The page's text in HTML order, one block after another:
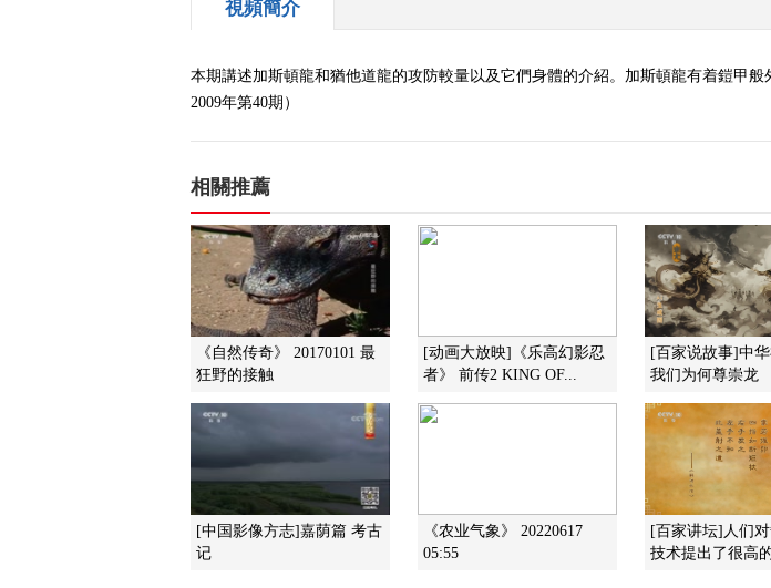
視頻簡介
本期講述加斯頓龍和猶他道龍的攻防較量以及它們身體的介紹。加斯頓龍有着鎧甲
2009年第40期）
相關推薦
《自然传奇》 20170101 最
狂野的接触
[动画大放映]《乐高幻影忍
者》 前传2 KING OF...
[百家说故事]中华
我们为何尊崇龙
[中国影像方志]嘉荫篇 考古
记
《农业气象》 20220617
05:55
[百家讲坛]人们
技术提出了很高